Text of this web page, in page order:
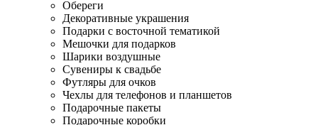
Обереги
Декоративные украшения
Подарки с восточной тематикой
Мешочки для подарков
Шарики воздушные
Сувениры к свадьбе
Футляры для очков
Чехлы для телефонов и планшетов
Подарочные пакеты
Подарочные коробки